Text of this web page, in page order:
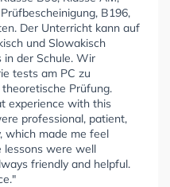
B196,
Der Unterricht kann auf
und Slowakisch
der Schule. Wir
tests am PC zu
Prüfung.
experience with this
professional, patient,
which made me feel
lessons were well
friendly and helpful.